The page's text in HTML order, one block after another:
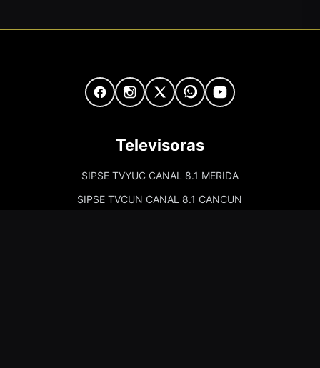
Televisoras
SIPSE TVYUC CANAL 8.1 MERIDA
SIPSE TVCUN CANAL 8.1 CANCUN